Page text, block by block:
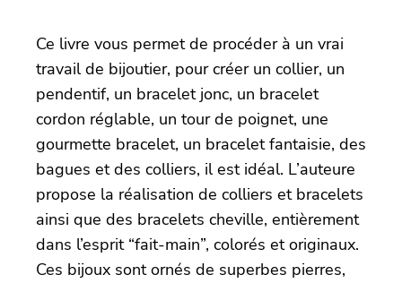
Ce livre vous permet de procéder à un vrai
travail de bijoutier, pour créer un collier, un
pendentif, un bracelet jonc, un bracelet
cordon réglable, un tour de poignet, une
gourmette bracelet, un bracelet fantaisie, des
bagues et des colliers, il est idéal. L’auteure
propose la réalisation de colliers et bracelets
ainsi que des bracelets cheville, entièrement
dans l’esprit “fait-main”, colorés et originaux.
Ces bijoux sont ornés de superbes pierres,